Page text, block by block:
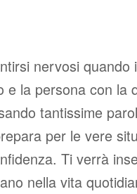
nervosi
e la persona con la
tantissime
per le vere
Ti verrà
nella vita